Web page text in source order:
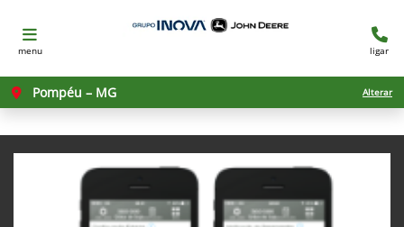
menu ligar
Pompéu – MG Alterar